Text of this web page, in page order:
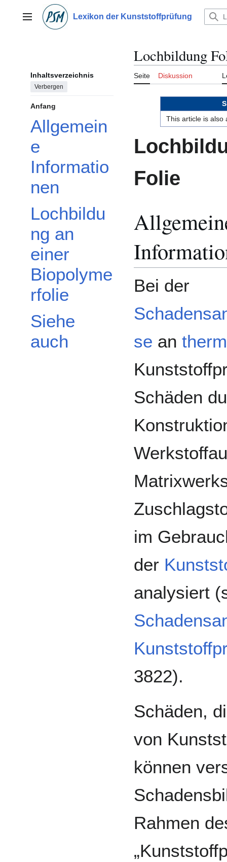
springenHauptmenü Lexikon der Kunststoffprüfung
Inhaltsverzeichnis
Verbergen
Anfang
Allgemein
e
Informatio
nen
Lochbildu
ng an
einer
Biopolyme
rfolie
Siehe
auch
Lochbildung
Seite Diskussion
This article is also
Folie
Bei der
se an
Schäden
im
der
analysiert
3822).
Schäden,
von
können
Rahmen